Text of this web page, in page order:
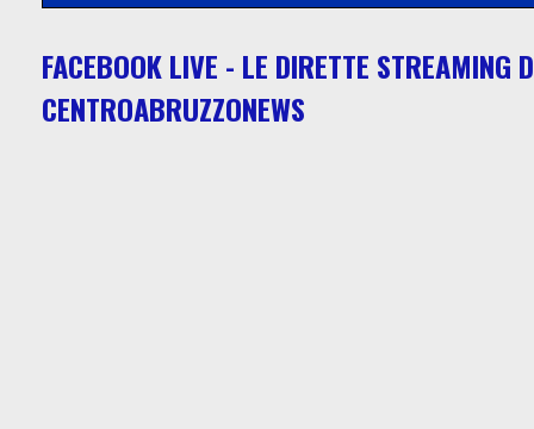
FACEBOOK LIVE - LE DIRETTE STREAMING
CENTROABRUZZONEWS